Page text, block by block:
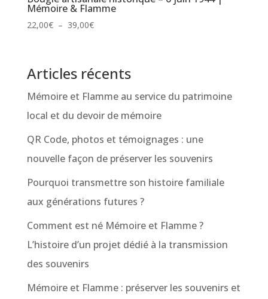
Mémoire & Flamme
22,00€ – 39,00€Plage
à
39,00€
Articles récents
Mémoire et Flamme au service du patrimoine
local et du devoir de mémoire
QR Code, photos et témoignages : une
nouvelle façon de préserver les souvenirs
Pourquoi transmettre son histoire familiale
aux générations futures ?
Comment est né Mémoire et Flamme ?
L’histoire d’un projet dédié à la transmission
des souvenirs
Mémoire et Flamme : préserver les souvenirs et